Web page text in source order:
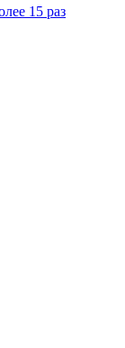
15 раз